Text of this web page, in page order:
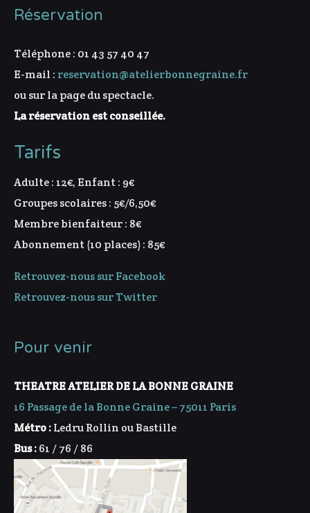
Réservation
Téléphone : 01 43 57 40 47
E-mail : reservation@atelierbonnegraine.fr
ou sur la page du spectacle.
La réservation est conseillée.
Tarifs
Adulte : 12€, Enfant : 9€
Groupes scolaires : 5€/6,50€
Membre bienfaiteur : 8€
Abonnement (10 places) : 85€
Retrouvez-nous sur Facebook
Retrouvez-nous sur Twitter
Pour venir
THEATRE ATELIER DE LA BONNE GRAINE
16 Passage de la Bonne Graine – 75011 Paris
Métro :Ledru Rollin ou Bastille
Bus :61 / 76 / 86